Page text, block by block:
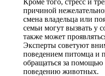
причиной
смена владельца или
семьи могут вызвать у
также может
Эксперты советуют
поведением питомца и
обращаться за
поведению животных.